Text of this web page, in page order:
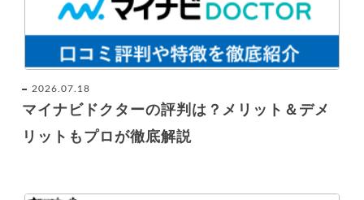
2026.07.18
マイナビドクターの評判は？メリット＆デメ
リットもプロが徹底解説